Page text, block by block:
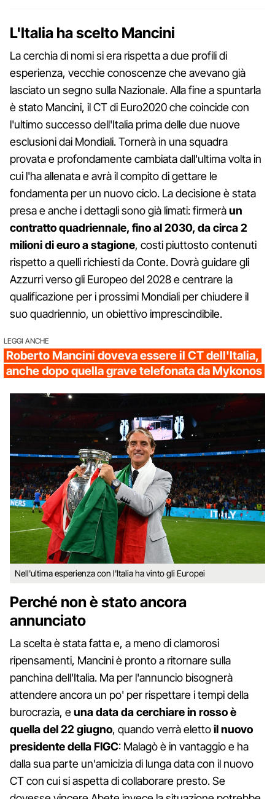
L'Italia ha scelto Mancini
La cerchia di nomi si era rispetta a due profili di
esperienza, vecchie conoscenze che avevano già
lasciato un segno sulla Nazionale. Alla fine a spuntarla
è stato Mancini, il CT di Euro2020 che coincide con
l'ultimo successo dell'Italia prima delle due nuove
esclusioni dai Mondiali. Tornerà in una squadra
provata e profondamente cambiata dall'ultima volta in
cui l'ha allenata e avrà il compito di gettare le
fondamenta per un nuovo ciclo. La decisione è stata
presa e anche i dettagli sono già limati: firmeràun
contratto quadriennale, fino al 2030, da circa 2
milioni di euro a stagione, costi piuttosto contenuti
rispetto a quelli richiesti da Conte. Dovrà guidare gli
Azzurri verso gli Europeo del 2028 e centrare la
qualificazione per i prossimi Mondiali per chiudere il
suo quadriennio, un obiettivo imprescindibile.
LEGGI ANCHE
Roberto Mancini doveva essere il CT dell'Italia,
anche dopo quella grave telefonata da Mykonos
Nell'ultima esperienza con l'Italia ha vinto gli Europei
Perché non è stato ancora
annunciato
La scelta è stata fatta e, a meno di clamorosi
ripensamenti, Mancini è pronto a ritornare sulla
panchina dell'Italia. Ma per l'annuncio bisognerà
attendere ancora un po' per rispettare i tempi della
burocrazia, euna data da cerchiare in rosso è
quella del 22 giugno, quando verrà elettoil nuovo
presidente della FIGC: Malagò è in vantaggio e ha
dalla sua parte un'amicizia di lunga data con il nuovo
CT con cui si aspetta di collaborare presto. Se